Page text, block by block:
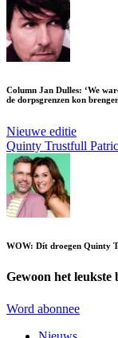
Column Jan Dulles: ‘We
de dorpsgrenzen kon
Nieuwe editie
Quinty Trustfull
WOW: Dít droegen Quinty
Gewoon het
Word abonnee